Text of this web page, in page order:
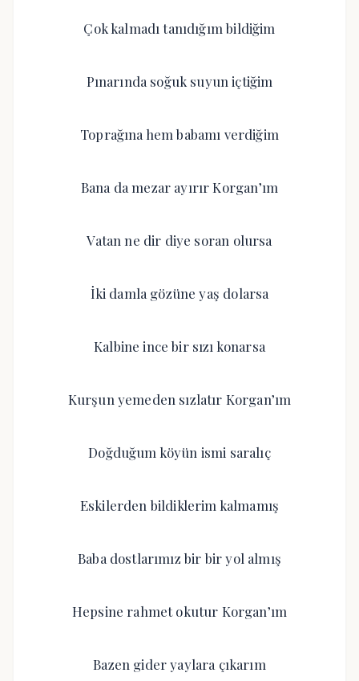
Çok kalmadı tanıdığım bildiğim
Pınarında soğuk suyun içtiğim
Toprağına hem babamı verdiğim
Bana da mezar ayırır Korgan’ım
Vatan ne dir diye soran olursa
İki damla gözüne yaş dolarsa
Kalbine ince bir sızı konarsa
Kurşun yemeden sızlatır Korgan’ım
Doğduğum köyün ismi saralıç
Eskilerden bildiklerim kalmamış
Baba dostlarımız bir bir yol almış
Hepsine rahmet okutur Korgan’ım
Bazen gider yaylara çıkarım